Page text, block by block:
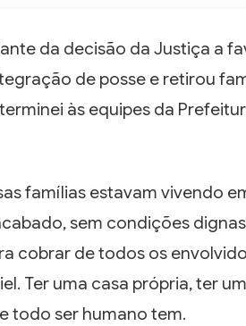
da decisão da Justiça a
de posse e retirou
às equipes da
famílias estavam vivendo
sem condições
cobrar de todos os
Ter uma casa própria, ter
todo ser humano tem.